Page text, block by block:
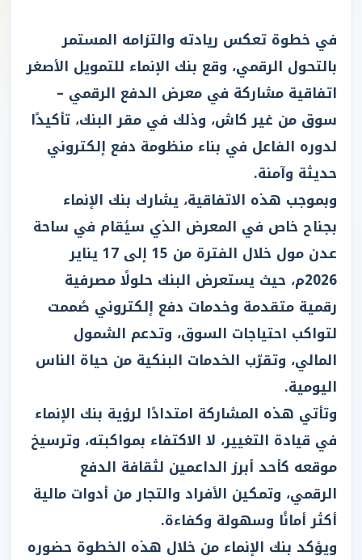
في خطوة تعكس ريادته والتزامه المستمر
بالتحول الرقمي، وقع بنك الإنماء للتمويل الأصغر
اتفاقية مشاركة في معرض الدفع الرقمي –
سوق من غير كاش، وذلك في مقر البنك، تأكيدًا
لدوره الفاعل في بناء منظومة دفع إلكتروني
حديثة وآمنة.
وبموجب هذه الاتفاقية، يشارك بنك الإنماء
بجناح خاص في المعرض الذي سيُقام في ساحة
عدن مول خلال الفترة من 15 إلى 17 يناير
2026م، حيث يستعرض البنك حلولًا مصرفية
رقمية متقدمة وخدمات دفع إلكتروني صُممت
لتواكب احتياجات السوق، وتدعم الشمول
المالي، وتقرّب الخدمات البنكية من حياة الناس
اليومية.
وتأتي هذه المشاركة امتدادًا لرؤية بنك الإنماء
في قيادة التغيير، لا الاكتفاء بمواكبته، وترسيخ
موقعه كأحد أبرز الداعمين لثقافة الدفع
الرقمي، وتمكين الأفراد والتجار من أدوات مالية
أكثر أمانًا وسهولة وكفاءة.
ويؤكد بنك الإنماء من خلال هذه الخطوة حضوره